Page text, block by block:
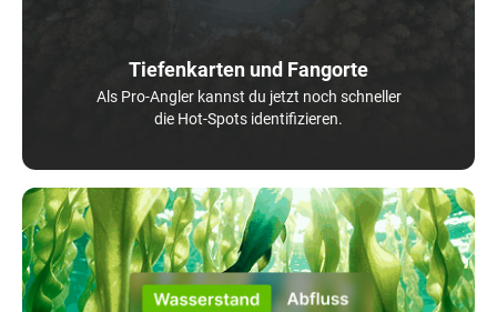
Tiefenkarten und Fangorte
Als Pro-Angler kannst du jetzt noch schneller
die Hot-Spots identifizieren.